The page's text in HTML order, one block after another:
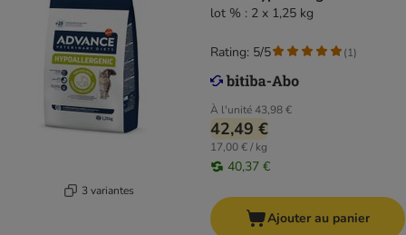
3 variantes
lot % : 2 x 1,25 kg
À l'unité43,98 €
42,49 €
17,00 € / kg
40,37 €
Rating: 5/5 (1)
Ajouter au panier